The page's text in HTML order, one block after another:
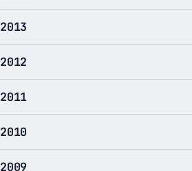
2013
2012
2011
2010
2009